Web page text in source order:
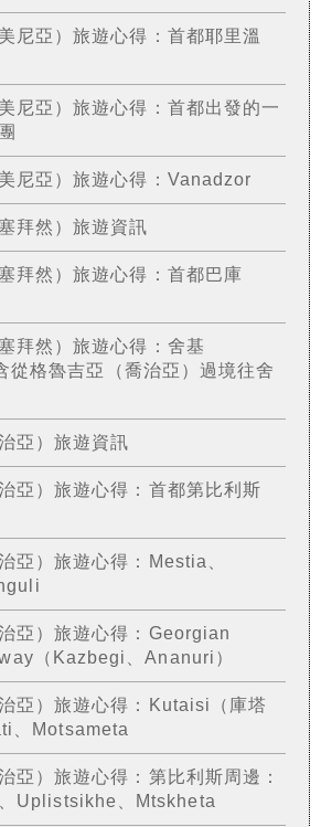
尼亞）旅遊心得：首都耶里溫
尼亞）旅遊心得：首都出發的一
尼亞）旅遊心得：Vanadzor
拜然）旅遊資訊
拜然）旅遊心得：首都巴庫
拜然）旅遊心得：舍基
從格魯吉亞（喬治亞）過境往舍
亞）旅遊資訊
亞）旅遊心得：首都第比利斯
亞）旅遊心得：Mestia、
亞）旅遊心得：Georgian
（Kazbegi、Ananuri）
亞）旅遊心得：Kutaisi（庫塔
、Motsameta
亞）旅遊心得：第比利斯周邊：
Uplistsikhe、Mtskheta